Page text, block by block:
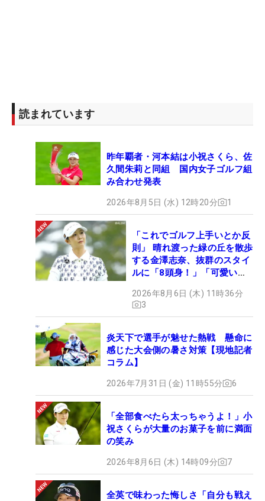
読まれています
昨年覇者・河本結は小祝さくら、佐
久間朱莉と同組 国内女子ゴルフ組
み合わせ発表
2026年8月5日 (水) 12時20分 1
「これでゴルフ上手いとか反
則」 晴れ渡った緑の丘を散歩
する金澤志奈、抜群のスタイ
ルに「8頭身！」「可愛いに
2026年8月6日 (木) 11時36分
3
炎天下で選手が魅せた熱戦 懸命に
感じた大会側の暑さ対策【現地記者
コラム】
2026年7月31日 (金) 11時55分 6
「全部食べたら太っちゃうよ！」小
祝さくらが大量のお菓子を前に満面
の笑み
2026年8月6日 (木) 14時09分 7
全英で味わった悔しさ「自分も戦え